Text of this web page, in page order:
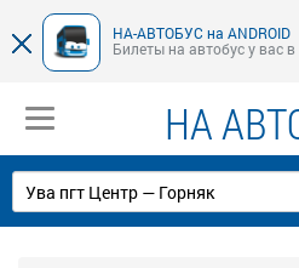
НА-АВТОБУС на ANDROID
Билеты на автобус у вас
НА